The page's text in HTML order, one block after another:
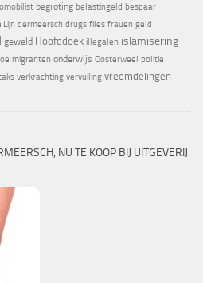
begroting belastingeld bespaar
Lijn dermeersch drugs files frauen geld
geweld Hoofddoek illegalen islamisering
migranten onderwijs Oosterweel politie
verkrachting vervuiling vreemdelingen
NU TE KOOP BIJ UITGEVERIJ